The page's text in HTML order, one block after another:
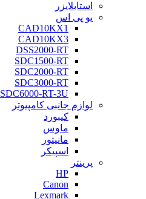
استابلایزر
یو پی اس
CAD10KX1
CAD10KX3
DSS2000-RT
SDC1500-RT
SDC2000-RT
SDC3000-RT
SDC6000-RT-3U
لوازم جانبی کامپیوتر
کیبورد
ماوس
مانیتور
اسپیکر
پرینتر
HP
Canon
Lexmark